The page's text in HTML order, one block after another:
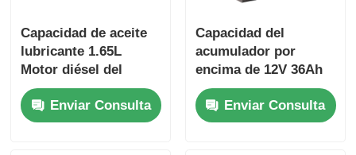
Capacidad de aceite
lubricante 1.65L
Motor diésel del
generador Motor
refrigerado por aire
Tipo de motor
Enviar Consulta
Capacidad del
acumulador por
encima de 12V 36Ah
Motor industrial
diesel que
proporciona
Enviar Consulta